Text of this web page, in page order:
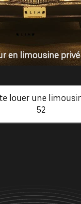
en limousine privé
louer une
52